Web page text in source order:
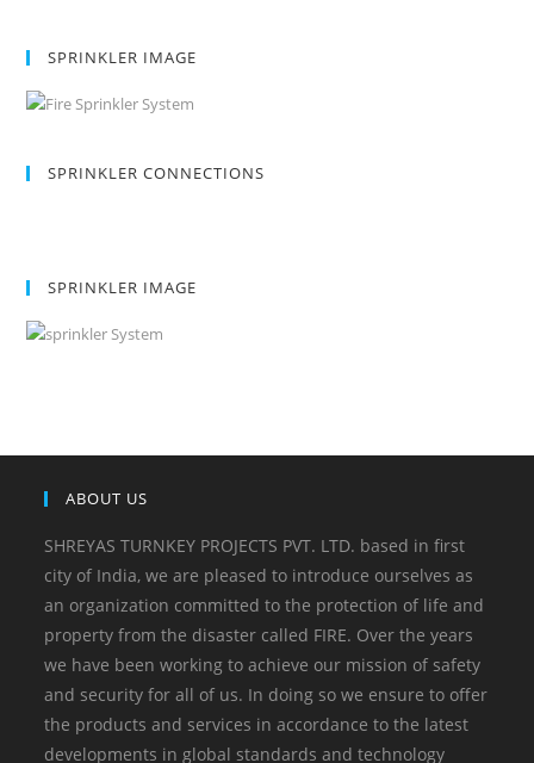
SPRINKLER IMAGE
SPRINKLER CONNECTIONS
SPRINKLER IMAGE
ABOUT US
SHREYAS TURNKEY PROJECTS PVT. LTD. based in first
city of India, we are pleased to introduce ourselves as
an organization committed to the protection of life and
property from the disaster called FIRE. Over the years
we have been working to achieve our mission of safety
and security for all of us. In doing so we ensure to offer
the products and services in accordance to the latest
developments in global standards and technology